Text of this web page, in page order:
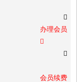

办理会员


会员续费